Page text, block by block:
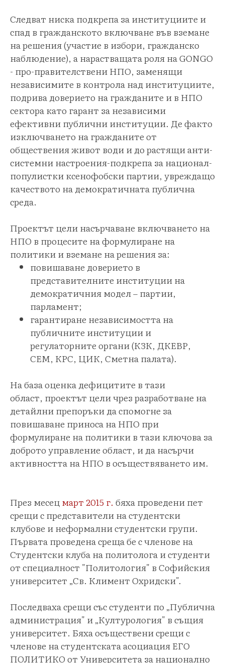
Следват ниска подкрепа за институциите и
спад в гражданското включване във вземане
на решения (участие в избори, гражданско
наблюдение), а нарастващата роля на GONGO
- про-правителствени НПО, заменящи
независимите в контрола над институциите,
подрива доверието на гражданите и в НПО
сектора като гарант за независими
ефективни публични институции. Де факто
изключването на гражданите от
обществения живот води и до растящи анти-
системни настроения-подкрепа за национал-
популистки ксенофобски партии, увреждащо
качеството на демократичната публична
среда.
Проектът цели насърчаване включването на
НПО в процесите на формулиране на
политики и вземане на решения за:
повишаване доверието в
представителните институции на
демократичния модел – партии,
парламент;
гарантиране независимостта на
публичните институции и
регулаторните органи (КЗК, ДКЕВР,
СЕМ, КРС, ЦИК, Сметна палата).
На база оценка дефицитите в тази
област, проектът цели чрез разработване на
детайлни препоръки да спомогне за
повишаване приноса на НПО при
формулиране на политики в тази ключова за
доброто управление област, и да насърчи
активността на НПО в осъществяването им.
Пpез месецмарт 2015 г. бяха проведени пет
срещи с представители на студентски
клубове и неформални студентски групи.
Първата проведена среща бе с членове на
Студентски клуба на политолога и студенти
от специалност "Политология" в Софийския
университет „Св. Климент Охридски".
Последваха срещи със студенти по „Публична
администрация" и „Културология" в същия
университет. Бяха осъществени срещи с
членове на студентската асоциация ЕГО
ПОЛИТИКО от Университета за национално